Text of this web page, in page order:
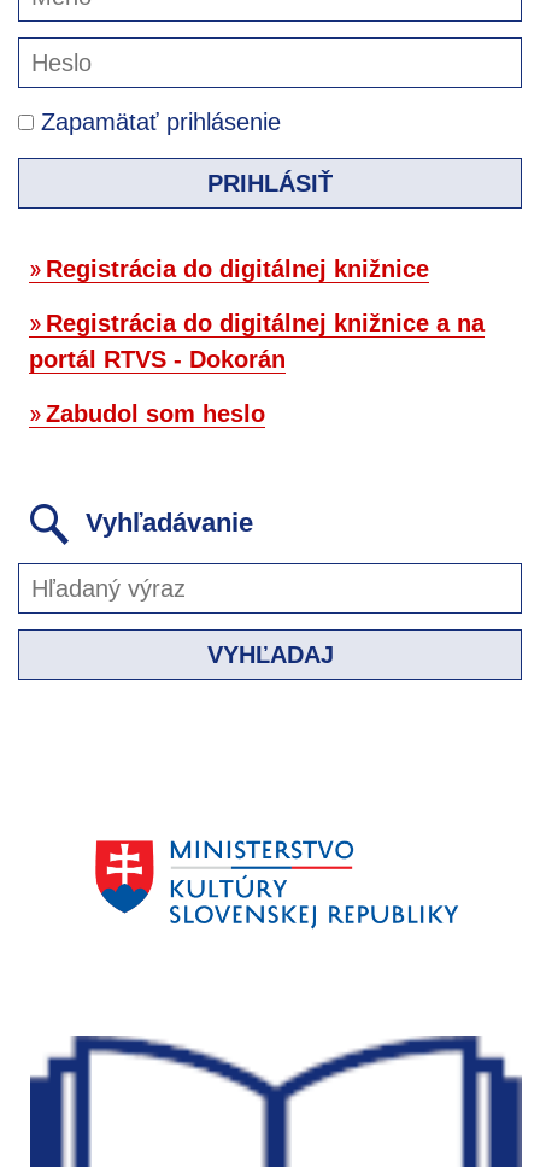
Zapamätať prihlásenie
PRIHLÁSIŤ
Registrácia do digitálnej knižnice
Registrácia do digitálnej knižnice a na
portál RTVS - Dokorán
Zabudol som heslo
Vyhľadávanie
VYHĽADAJ